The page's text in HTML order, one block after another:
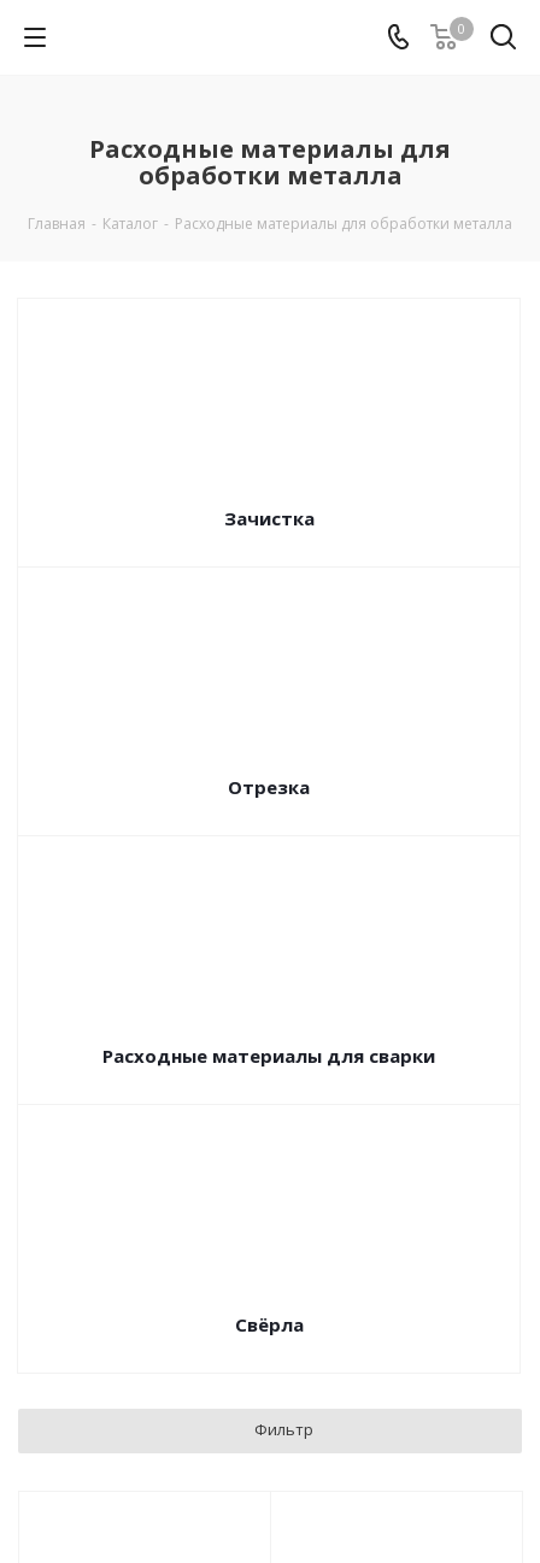
0
Расходные материалы для
обработки металла
Главная - Каталог - Расходные материалы для обработки металла
Зачистка
Отрезка
Расходные материалы для сварки
Свёрла
Фильтр